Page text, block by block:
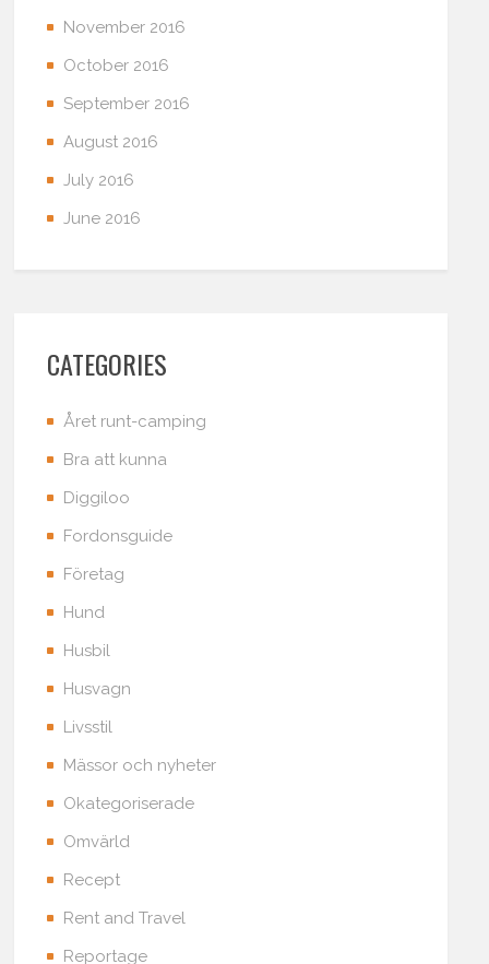
November 2016
October 2016
September 2016
August 2016
July 2016
June 2016
CATEGORIES
Året runt-camping
Bra att kunna
Diggiloo
Fordonsguide
Företag
Hund
Husbil
Husvagn
Livsstil
Mässor och nyheter
Okategoriserade
Omvärld
Recept
Rent and Travel
Reportage